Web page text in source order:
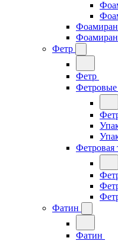
Фетр
Фетр
Фетровая
Фатин
Фатин